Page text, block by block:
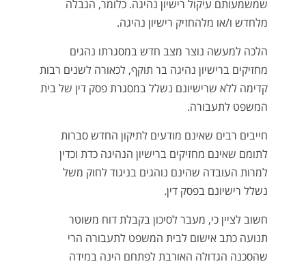
שמשמעותם עיקול רישיון נהיגה. כלומר, הגבלה
מלחדש ו/או מלהחזיק רישיון נהיגה.
הלכה למעשה נוצר מצב חדש במסגרתו נהגים
מחזיקים ברישיון נהיגה בר תוקף, לכאורה לשנים רבות
קדימה ללא שרישיונם נשלל במסגרת פסק דין של בית
המשפט לתעבורה.
חייבים רבים שאינם מודעים לתיקון החדש סברות
לתומם שאינם מחזיקים ברישיון הנהיגה כדת וכדין
למרות העובדה שהינם נוהגים בניגוד לחוק משל
נשלל רישיונם בפסק דין.
חשוב לציין כי, מעבר לסיכון בקבלת דוח משוטר
תנועה כתב אישום לבית המשפט לתעבורה הרי
שהסכנה הגדולה האורבת לפתחם הינה במידה